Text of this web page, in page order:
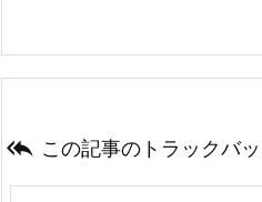
 この記事のトラックバ